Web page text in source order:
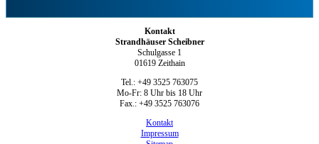
Kontakt
Strandhäuser Scheibner
Schulgasse 1
01619 Zeithain
Tel.: +49 3525 763075
Mo-Fr: 8 Uhr bis 18 Uhr
Fax.: +49 3525 763076
Kontakt
Impressum